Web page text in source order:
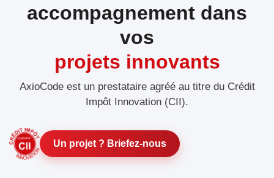
accompagnement dans
vos
projets innovants
AxioCode est un prestataire agréé au titre du Crédit
Impôt Innovation (CII).
Un projet ? Briefez-nous